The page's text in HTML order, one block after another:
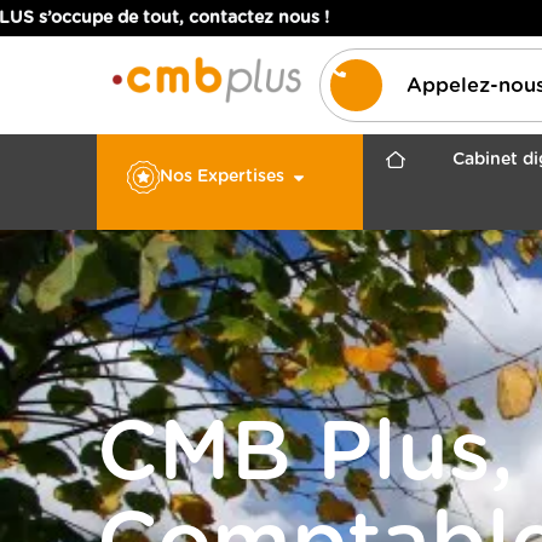
tout, contactez nous !
Appelez-
NOS EXPERTISES
Expertise comptable
Expertise juridique
Expertise fiscale
Expertise sociale
Nos Expertises
Cabinet
CMB